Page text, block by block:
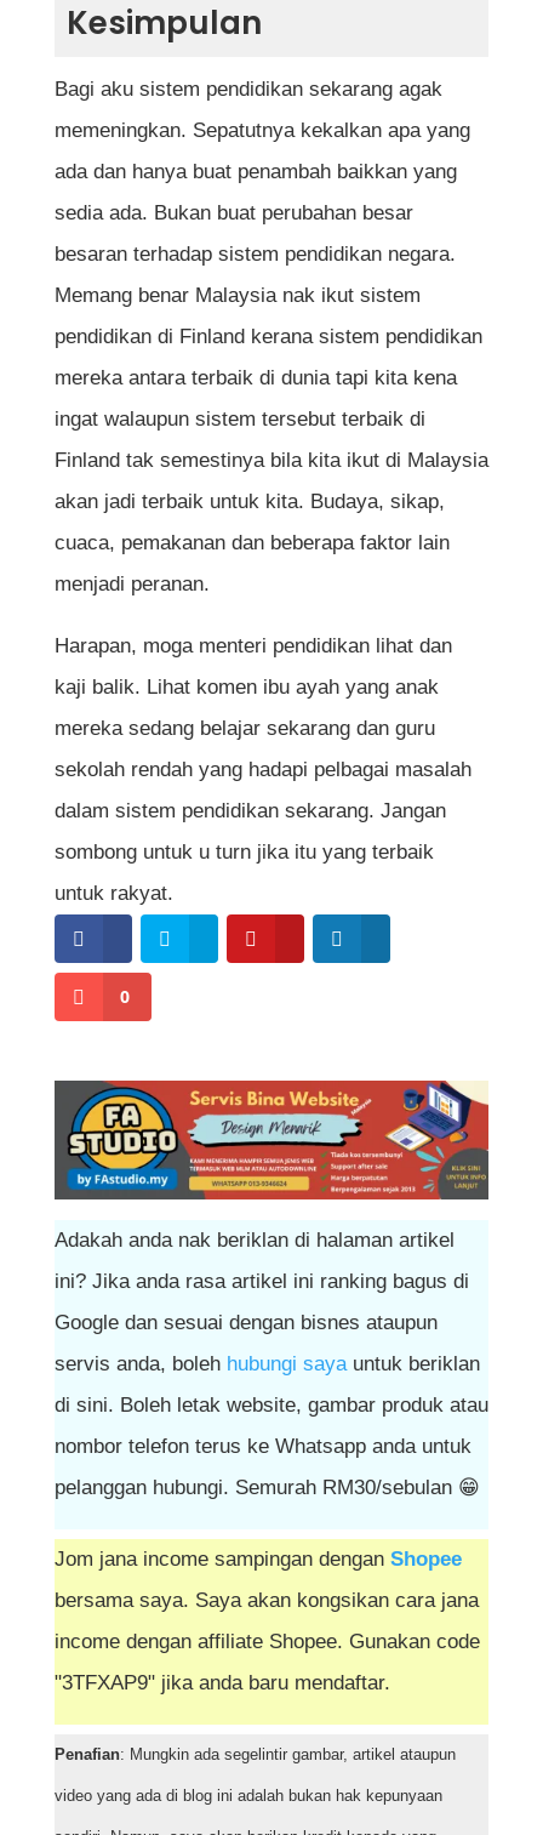
Kesimpulan
Bagi aku sistem pendidikan sekarang agak
memeningkan. Sepatutnya kekalkan apa yang
ada dan hanya buat penambah baikkan yang
sedia ada. Bukan buat perubahan besar
besaran terhadap sistem pendidikan negara.
Memang benar Malaysia nak ikut sistem
pendidikan di Finland kerana sistem pendidikan
mereka antara terbaik di dunia tapi kita kena
ingat walaupun sistem tersebut terbaik di
Finland tak semestinya bila kita ikut di Malaysia
akan jadi terbaik untuk kita. Budaya, sikap,
cuaca, pemakanan dan beberapa faktor lain
menjadi peranan.
Harapan, moga menteri pendidikan lihat dan
kaji balik. Lihat komen ibu ayah yang anak
mereka sedang belajar sekarang dan guru
sekolah rendah yang hadapi pelbagai masalah
dalam sistem pendidikan sekarang. Jangan
sombong untuk u turn jika itu yang terbaik
untuk rakyat.
0
Adakah anda nak beriklan di halaman artikel
ini? Jika anda rasa artikel ini ranking bagus di
Google dan sesuai dengan bisnes ataupun
servis anda, boleh hubungi sayauntuk beriklan
di sini. Boleh letak website, gambar produk atau
nombor telefon terus ke Whatsapp anda untuk
pelanggan hubungi. Semurah RM30/sebulan 😁
Jom jana income sampingan dengan Shopee
bersama saya. Saya akan kongsikan cara jana
income dengan affiliate Shopee. Gunakan code
"3TFXAP9" jika anda baru mendaftar.
Penafian: Mungkin ada segelintir gambar, artikel ataupun
video yang ada di blog ini adalah bukan hak kepunyaan